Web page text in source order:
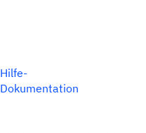
Hilfe-
Dokumentation